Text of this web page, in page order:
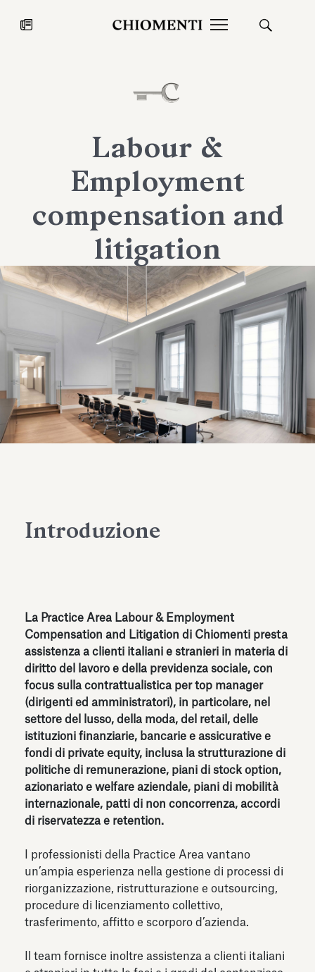
Fondazione Torlonia inaugura la
mostra Marmora Romana
ampliando gli spazi espositivi
dell’Antiquarium di Villa Albani
Leggi tutto
EcoVadis
Labour &
Employment
compensation and
litigation
Introduzione
La Practice Area Labour & Employment
Compensation and Litigation di Chiomenti presta
assistenza a clienti italiani e stranieri in materia di
diritto del lavoro e della previdenza sociale, con
focus sulla contrattualistica per top manager
(dirigenti ed amministratori), in particolare, nel
settore del lusso, della moda, del retail, delle
istituzioni finanziarie, bancarie e assicurative e
fondi di private equity, inclusa la strutturazione di
politiche di remunerazione, piani di stock option,
azionariato e welfare aziendale, piani di mobilità
internazionale, patti di non concorrenza, accordi
di riservatezza e retention.
I professionisti della Practice Area vantano
un’ampia esperienza nella gestione di processi di
riorganizzazione, ristrutturazione e outsourcing,
procedure di licenziamento collettivo,
trasferimento, affitto e scorporo d’azienda.
Il team fornisce inoltre assistenza a clienti italiani